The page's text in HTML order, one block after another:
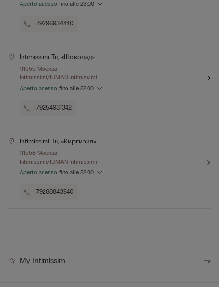
Aperto adesso fino alle 23:00
+79296934440
Intimissimi Тц «шоколад»
111555 Москва
Intimissimi/IUMAN Intimissimi
Aperto adesso fino alle 22:00
+79254931342
Intimissimi Тц «киргизия»
111558 Москва
Intimissimi/IUMAN Intimissimi
Aperto adesso fino alle 22:00
+79268843940
My Intimissimi